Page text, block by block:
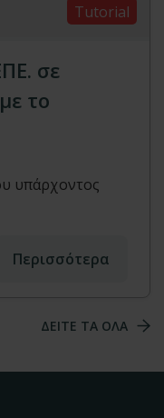
Tutorial
σε
το
υπάρχοντος
Περισσότερα
ΔΕΙΤΕ ΤΑ ΟΛΑ